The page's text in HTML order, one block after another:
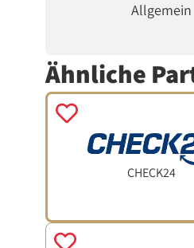
Allgemein
Ähnliche
CHECK24